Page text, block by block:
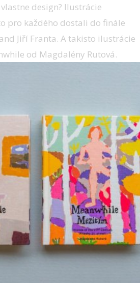
design? Ilustrácie
pro každého dostali do finále
Jiří Franta. A takisto ilustrácie
od Magdalény Rutová.